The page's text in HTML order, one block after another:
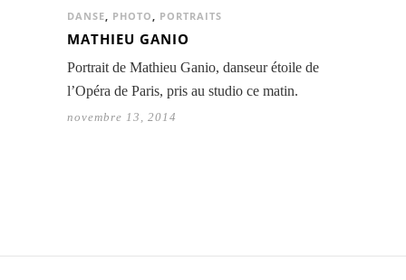
DANSE PHOTO PORTRAITS
MATHIEU GANIO
Portrait de Mathieu Ganio, danseur étoile de
l’Opéra de Paris, pris au studio ce matin.
novembre 13, 2014